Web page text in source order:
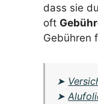
dass sie
oft
Gebühren
➤
➤